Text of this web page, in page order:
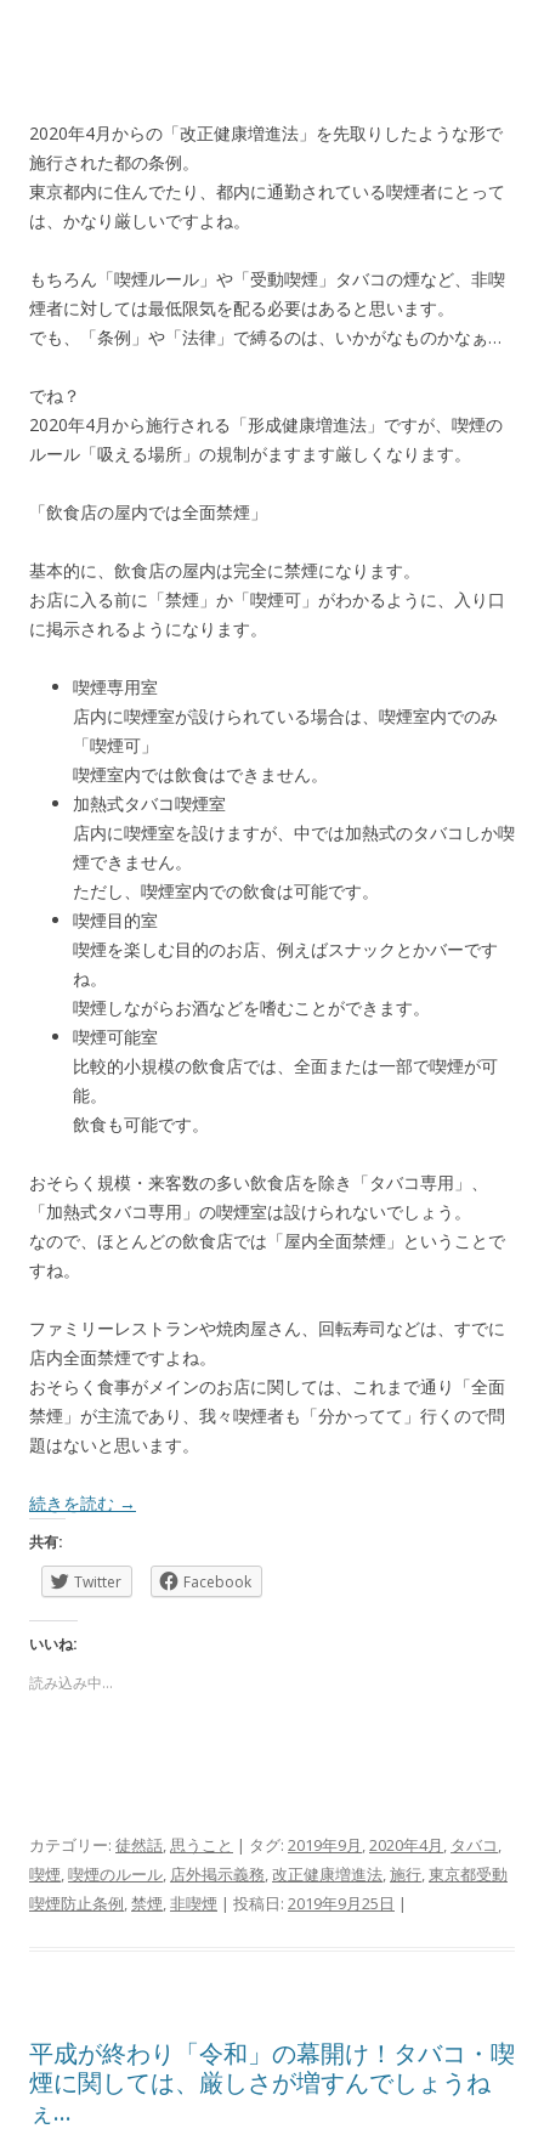
2020年4月からの「改正健康増進法」を先取りしたような形で
施行された都の条例。
東京都内に住んでたり、都内に通勤されている喫煙者にとって
は、かなり厳しいですよね。
もちろん「喫煙ルール」や「受動喫煙」タバコの煙など、非喫
煙者に対しては最低限気を配る必要はあると思います。
でも、「条例」や「法律」で縛るのは、いかがなものかなぁ…
でね？
2020年4月から施行される「形成健康増進法」ですが、喫煙の
ルール「吸える場所」の規制がますます厳しくなります。
「飲食店の屋内では全面禁煙」
基本的に、飲食店の屋内は完全に禁煙になります。
お店に入る前に「禁煙」か「喫煙可」がわかるように、入り口
に掲示されるようになります。
喫煙専用室
店内に喫煙室が設けられている場合は、喫煙室内でのみ
「喫煙可」
喫煙室内では飲食はできません。
加熱式タバコ喫煙室
店内に喫煙室を設けますが、中では加熱式のタバコしか喫
煙できません。
ただし、喫煙室内での飲食は可能です。
喫煙目的室
喫煙を楽しむ目的のお店、例えばスナックとかバーです
ね。
喫煙しながらお酒などを嗜むことができます。
喫煙可能室
比較的小規模の飲食店では、全面または一部で喫煙が可
能。
飲食も可能です。
おそらく規模・来客数の多い飲食店を除き「タバコ専用」、
「加熱式タバコ専用」の喫煙室は設けられないでしょう。
なので、ほとんどの飲食店では「屋内全面禁煙」ということで
すね。
ファミリーレストランや焼肉屋さん、回転寿司などは、すでに
店内全面禁煙ですよね。
おそらく食事がメインのお店に関しては、これまで通り「全面
禁煙」が主流であり、我々喫煙者も「分かってて」行くので問
題はないと思います。
続きを読む →
共有:
Twitter
Facebook
いいね:
読み込み中…
カテゴリー: 徒然話,思うこと | タグ: 2019年9月 ,2020年4月 , タバコ,
喫煙,喫煙のルール, 店外掲示義務,改正健康増進法,施行,東京都受動
喫煙防止条例,禁煙,非喫煙 | 投稿日: 2019年9月25日 |
平成が終わり「令和」の幕開け！タバコ・喫
煙に関しては、厳しさが増すんでしょうね
ぇ…